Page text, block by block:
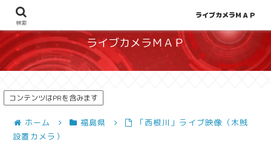
地図から探せる！天候や災害、混雑状況の把握に
ライブカメラＭＡＰ
コンテンツはPRを含みます
ホーム 福島県
「西根川」ライブ映像（木賊
設置カメラ）
検索
ライブカメラＭＡＰ